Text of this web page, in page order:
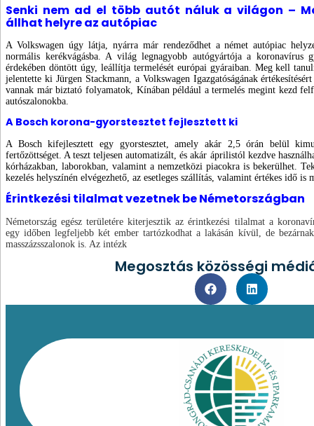
Senki nem ad el több autót náluk a világon –
állhat helyre az autópiac
A Volkswagen úgy látja, nyárra már rendeződhet a német autópiac
normális kerékvágásba. A világ legnagyobb autógyártója a koronavírus
érdekében döntött úgy, leállítja termelését európai gyáraiban. Meg kell
jelentette ki Jürgen Stackmann, a Volkswagen Igazgatóságának
vannak már biztató folyamatok, Kínában például a termelés megint kezd
autószalonokba.
A Bosch korona-gyorstesztet fejlesztett ki
A Bosch kifejlesztett egy gyorstesztet, amely akár 2,5 órán belül
fertőzöttséget. A teszt teljesen automatizált, és akár áprilistól kezdve
kórházakban, laborokban, valamint a nemzetközi piacokra is bekerülhet.
kezelés helyszínén elvégezhető, az esetleges szállítás, valamint értékes idő is
Érintkezési tilalmat vezetnek be Németországban
Németország egész területére kiterjesztik az érintkezési tilalmat a
egy időben legfeljebb két ember tartózkodhat a lakásán kívül, de
masszázsszalonok is. Az intézk
Megosztás közösségi